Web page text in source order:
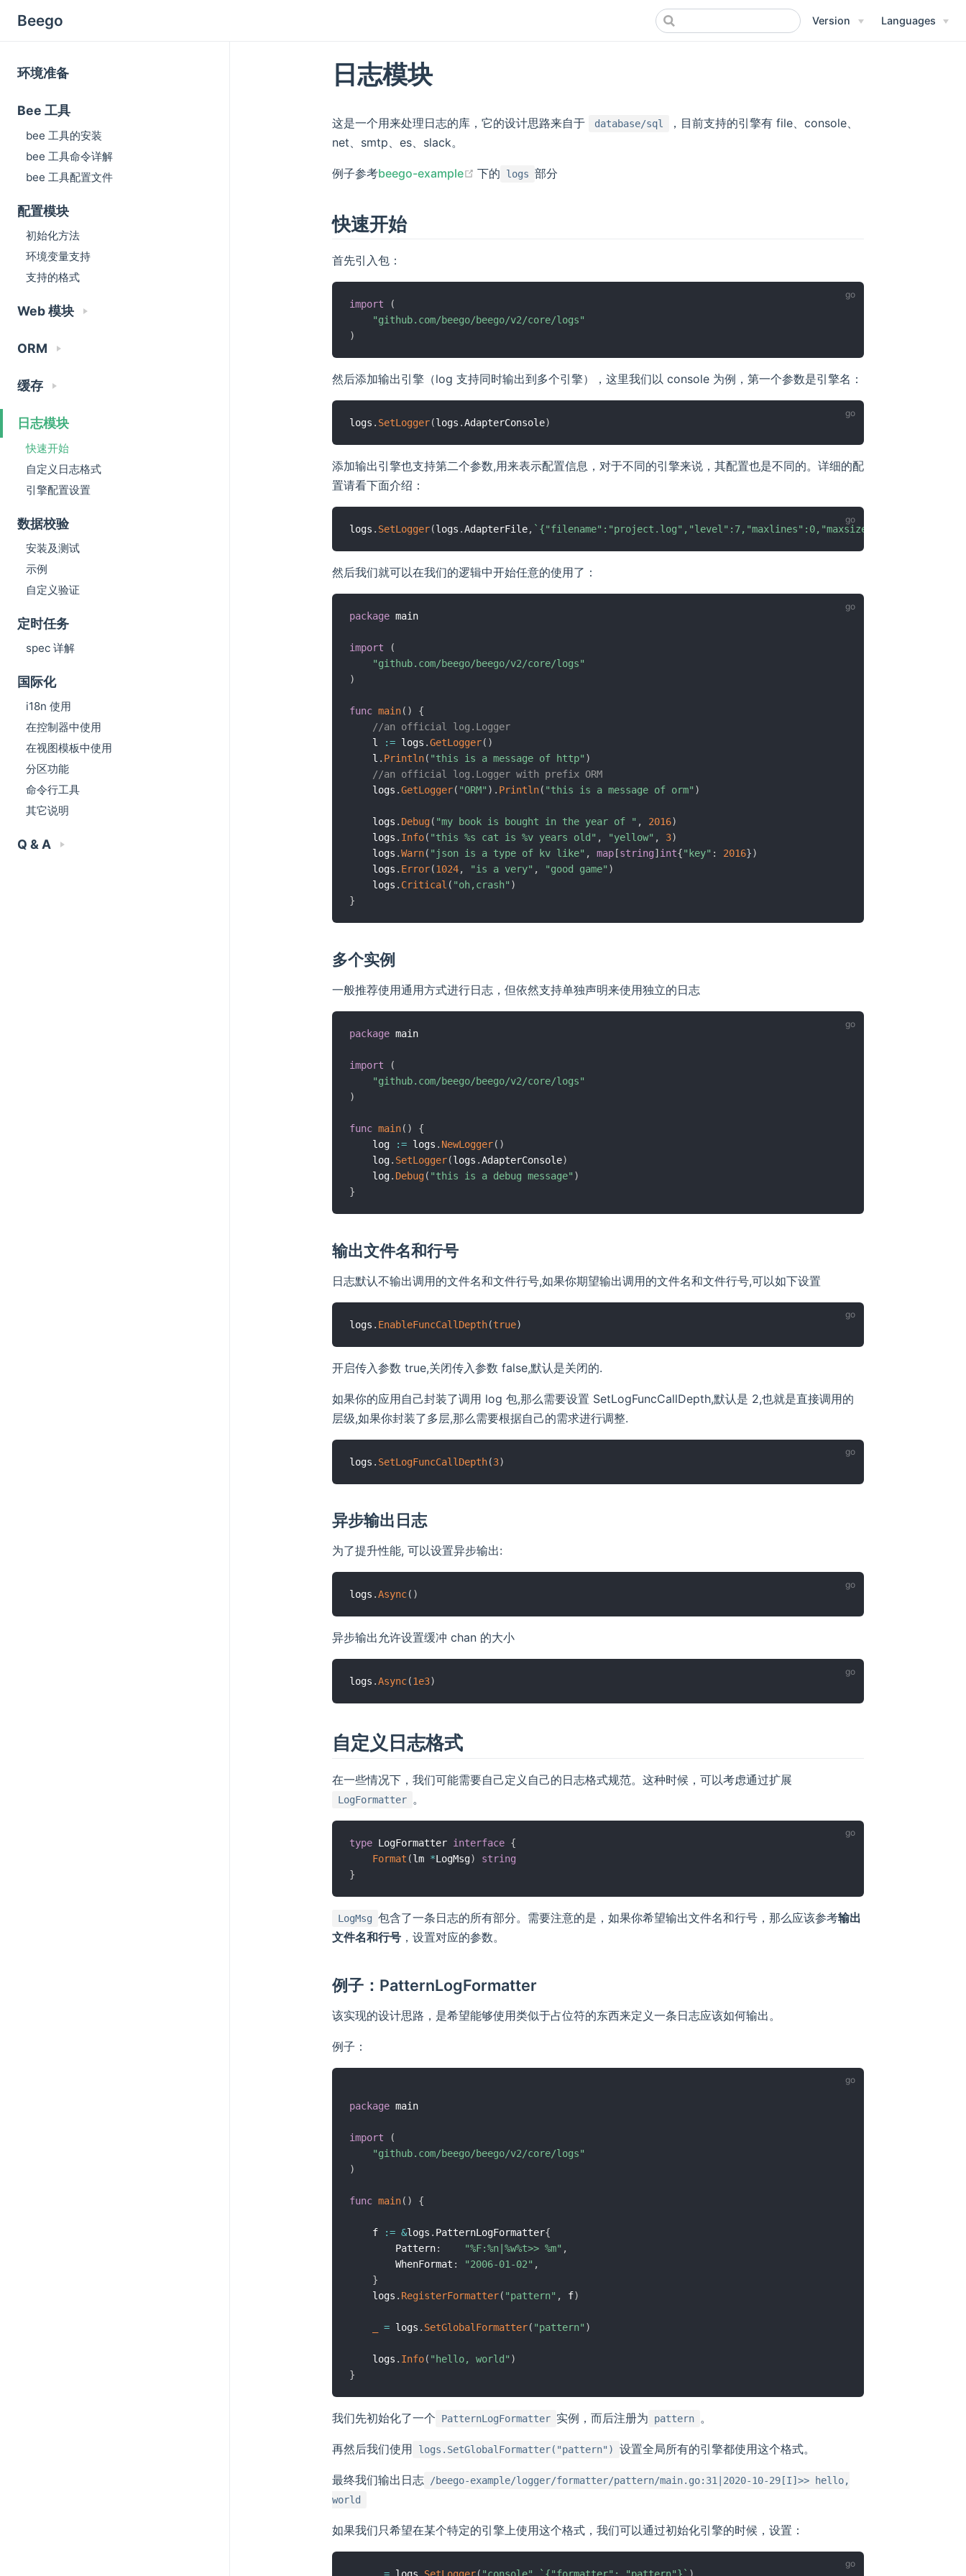
Beego Version Languages
环境准备
Bee 工具
bee 工具的安装
bee 工具命令详解
bee 工具配置文件
配置模块
初始化方法
环境变量支持
支持的格式
Web 模块
ORM
缓存
日志模块
快速开始
自定义日志格式
引擎配置设置
数据校验
安装及测试
示例
自定义验证
定时任务
spec 详解
国际化
i18n 使用
在控制器中使用
在视图模板中使用
分区功能
命令行工具
其它说明
Q & A
日志模块
这是一个用来处理日志的库，它的设计思路来自于 database/sql
，目前支持的引擎有 file、console、
net、smtp、es、slack。
例子参考beego-example (opens new window)
下的 logs 部分
快速开始
首先引入包：
import
(
"github.com/beego/beego/v2/core/logs"
)
然后添加输出引擎（log 支持同时输出到多个引擎），这里我们以 console 为例，第一个参数是引擎名：
logs . SetLogger(logs .AdapterConsole)
添加输出引擎也支持第二个参数,用来表示配置信息，对于不同的引擎来说，其配置也是不同的。详细的配
置请看下面介绍：
logs . SetLogger(logs .AdapterFile,
然后我们就可以在我们的逻辑中开始任意的使用了：
package main
import
(
"github.com/beego/beego/v2/core/logs"
)
func main( )
{
//an official log.Logger
	l
:= logs .GetLogger( )
	l
. Println( "this is a message of http" )
//an official log.Logger with prefix ORM
	logs
.GetLogger( "ORM" ) . Println( "this is a message of orm" )
	logs
. Debug( "my book is bought in the year of " , 2016)
	logs
. Info( "this %s cat is %v years old" , "yellow" , 3)
	logs
.Warn( "json is a type of kv like" , map [string] int{"key" : 2016})
	logs
. Error(1024, "is a very" , "good game" )
	logs
. Critical ( "oh,crash" )
}
多个实例
一般推荐使用通用方式进行日志，但依然支持单独声明来使用独立的日志
package main
import
(
"github.com/beego/beego/v2/core/logs"
)
func main( )
{
	log
:= logs . NewLogger( )
	log
. SetLogger(logs .AdapterConsole)
	log
. Debug( "this is a debug message" )
}
输出文件名和行号
日志默认不输出调用的文件名和文件行号,如果你期望输出调用的文件名和文件行号,可以如下设置
logs . EnableFuncCallDepth(true)
开启传入参数 true,关闭传入参数 false,默认是关闭的.
如果你的应用自己封装了调用 log 包,那么需要设置 SetLogFuncCallDepth,默认是 2,也就是直接调用的
层级,如果你封装了多层,那么需要根据自己的需求进行调整.
logs . SetLogFuncCallDepth(3)
异步输出日志
为了提升性能, 可以设置异步输出:
logs .Async( )
异步输出允许设置缓冲 chan 的大小
logs .Async(1e3)
自定义日志格式
在一些情况下，我们可能需要自己定义自己的日志格式规范。这种时候，可以考虑通过扩展
LogFormatter 。
type LogFormatter interface {
Format (lm *LogMsg)
string
}
LogMsg 包含了一条日志的所有部分。需要注意的是，如果你希望输出文件名和行号，那么应该参考输出
文件名和行号 ，设置对应的参数。
例子：PatternLogFormatter
该实现的设计思路，是希望能够使用类似于占位符的东西来定义一条日志应该如何输出。
例子：
package main
import
(
"github.com/beego/beego/v2/core/logs"
)
func main( ) {
	f
:= &logs . PatternLogFormatter{
		Pattern
: "%F:%n|%w%t>> %m" ,
		WhenFormat
: "2006-01-02" ,
}
	logs
. RegisterFormatter( "pattern" , f)
= logs . SetGlobalFormatter( "pattern" )
	logs
. Info( "hello, world" )
}
我们先初始化了一个 PatternLogFormatter 实例，而后注册为 pattern 。
再然后我们使用 logs.SetGlobalFormatter("pattern") 设置全局所有的引擎都使用这个格式。
最终我们输出日志
/beego-example/logger/formatter/pattern/main.go:31|2020-10-29[I]>> hello,
world
如果我们只希望在某个特定的引擎上使用这个格式，我们可以通过初始化引擎的时候，设置：
= logs SetLogger( "console" `{"formatter": "pattern"}` )